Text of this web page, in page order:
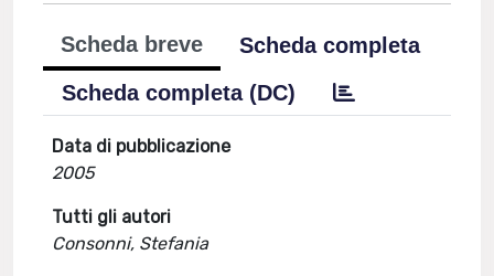
Scheda breve
Scheda completa
Scheda completa (DC)
Data di pubblicazione
2005
Tutti gli autori
Consonni, Stefania